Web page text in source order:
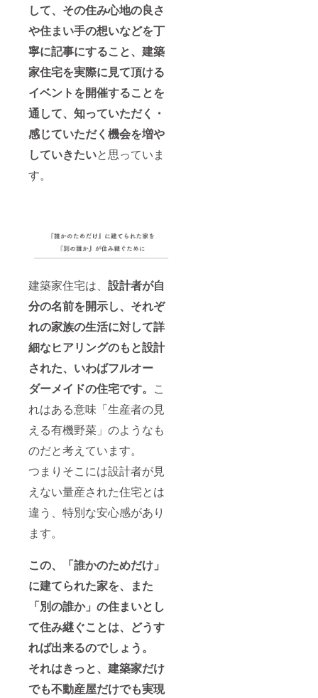
して、その住み心地の良さ
や住まい手の想いなどを丁
寧に記事にすること、建築
家住宅を実際に見て頂ける
イベントを開催することを
通して、知っていただく・
感じていただく機会を増や
していきたいと思っていま
す。
建築家住宅は、 設計者が自
分の名前を開示し、それぞ
れの家族の生活に対して詳
細なヒアリングのもと設計
された、いわばフルオー
ダーメイドの住宅です。 こ
れはある意味「生産者の見
える有機野菜」のようなも
のだと考えています。
つまりそこには設計者が見
えない量産された住宅とは
違う、特別な安心感があり
ます。
この、「誰かのためだけ」
に建てられた家を、また
「別の誰か」の住まいとし
て住み継ぐことは、どうす
れば出来るのでしょう。
それはきっと、建築家だけ
でも不動産屋だけでも実現